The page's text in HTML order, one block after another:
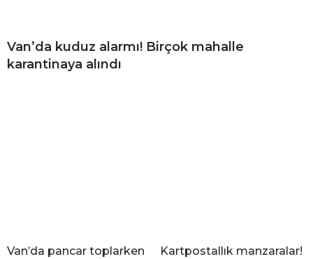
Van’da kuduz alarmı! Birçok mahalle
karantinaya alındı
Van’da pancar toplarken
Kartpostallık manzaralar!